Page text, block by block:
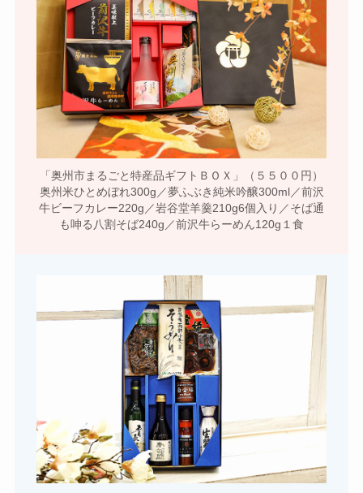
「奥州市まるごと特産品ギフトＢＯＸ」（５５００円）
奥州米ひとめぼれ300g／夢ふぶき純米吟醸300ml／前沢
牛ビーフカレー220g／岩谷堂羊羹210g6個入り／そば通
も呻る八割そば240g／前沢牛らーめん120g１食